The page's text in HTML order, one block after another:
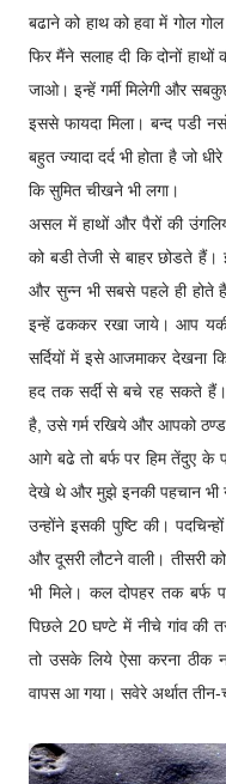
बढाने को हाथ को हवा में गोल
फिर मैंने सलाह दी कि दोनों
जाओ। इन्हें गर्मी मिलेगी और
इससे फायदा मिला। बन्द पडी
बहुत ज्यादा दर्द भी होता है जो
कि सुमित चीखने भी लगा।
असल में हाथों और पैरों की
को बडी तेजी से बाहर छोडते हैं।
और सुन्न भी सबसे पहले ही होते
इन्हें ढककर रखा जाये। आप
सर्दियों में इसे आजमाकर देखना
हद तक सर्दी से बचे रह सकते
है, उसे गर्म रखिये और आपको
आगे बढे तो बर्फ पर हिम तेंदुए के
देखे थे और मुझे इनकी पहचान भी
उन्होंने इसकी पुष्टि की।
और दूसरी लौटने वाली। तीसरी
भी मिले। कल दोपहर तक बर्फ
पिछले 20 घण्टे में नीचे गांव की
तो उसके लिये ऐसा करना ठीक
वापस आ गया। सवेरे अर्थात